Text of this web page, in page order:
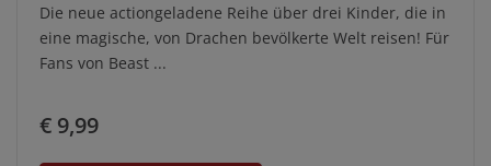
Die neue actiongeladene Reihe über drei Kinder, die in
eine magische, von Drachen bevölkerte Welt reisen! Für
Fans von Beast ...
€ 9,99